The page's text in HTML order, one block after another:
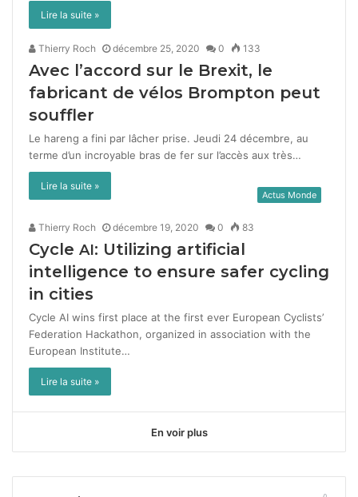
Lire la suite »
Thierry Roch décembre 25, 2020 0 133
Avec l’accord sur le Brexit, le
fabricant de vélos Brompton peut
souffler
Le hareng a fini par lâch­er prise. Jeu­di 24 décem­bre, au
terme d’un incroy­able bras de fer sur l’accès aux très…
Lire la suite »
Actus Monde
Thierry Roch décembre 19, 2020 0 83
Cycle AI: Utilizing artificial
intelligence to ensure safer cycling
in cities
Cycle AI wins first place at the first ever Euro­pean Cyclists’
Fed­er­a­tion Hackathon, orga­nized in asso­ci­a­tion with the
Euro­pean Insti­tute…
Lire la suite »
En voir plus